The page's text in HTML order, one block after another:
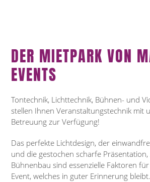
DER MIETPARK VON
EVENTS
Tontechnik, Lichttechnik, Bühnen- und
stellen Ihnen Veranstaltungstechnik mit
Betreuung zur Verfügung!
Das perfekte Lichtdesign, der
und die gestochen scharfe
Bühnenbau sind essenzielle Faktoren
Event, welches in guter Erinnerung bleibt.